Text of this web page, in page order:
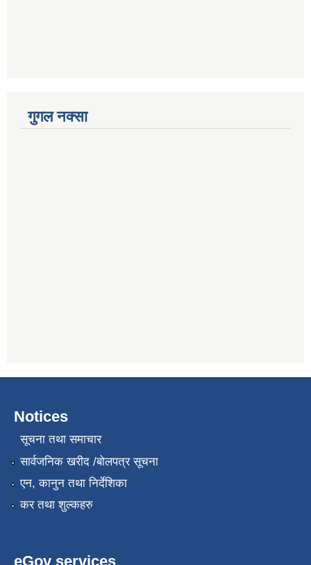
गुगल नक्सा
Notices
सूचना तथा समाचार
सार्वजनिक खरीद /बोलपत्र सूचना
एन, कानुन तथा निर्देशिका
कर तथा शुल्कहरु
eGov services